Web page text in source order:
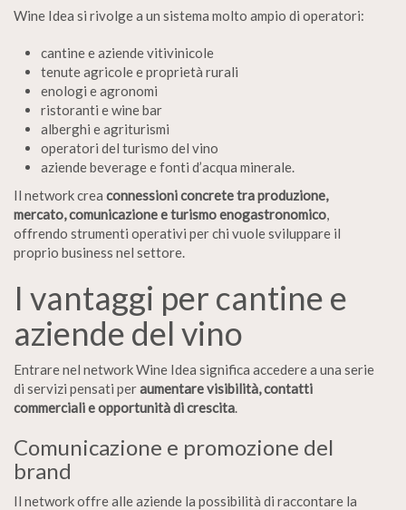
Wine Idea si rivolge a un sistema molto ampio di operatori:
cantine e aziende vitivinicole
tenute agricole e proprietà rurali
enologi e agronomi
ristoranti e wine bar
alberghi e agriturismi
operatori del turismo del vino
aziende beverage e fonti d’acqua minerale.
Il network crea connessioni concrete tra produzione,
mercato, comunicazione e turismo enogastronomico,
offrendo strumenti operativi per chi vuole sviluppare il
proprio business nel settore.
I vantaggi per cantine e
aziende del vino
Entrare nel network Wine Idea significa accedere a una serie
di servizi pensati peraumentare visibilità, contatti
commerciali e opportunità di crescita.
Comunicazione e promozione del
brand
Il network offre alle aziende la possibilità di raccontare la